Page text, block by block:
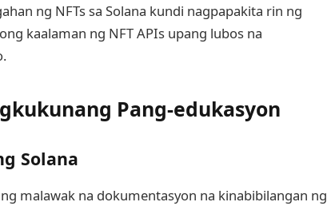
ng NFTs sa Solana kundi nagpapakita rin ng
kaalaman ng NFT APIs upang lubos na
Pang-edukasyon
Solana
malawak na dokumentasyon na kinabibilangan ng